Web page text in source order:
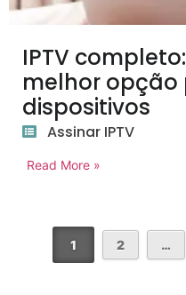
IPTV
melhor opção
dispositivos
Assinar IPTV
Read More »
1 2 …